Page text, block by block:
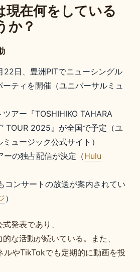
現在何をしている
か？
日、豊洲PITでニューシングル
ーティを開催（ユニバーサルミュ
ツアー『TOSHIHIKO TAHARA
TOUR 2025』が全国で予定（ユ
ュージック公式サイト）
ーの独占配信が決定（Hulu
コンサートの放送が案内されてい
）
発表であり、
な活動が続いている。また、
ルやTikTokでも定期的に動画を投